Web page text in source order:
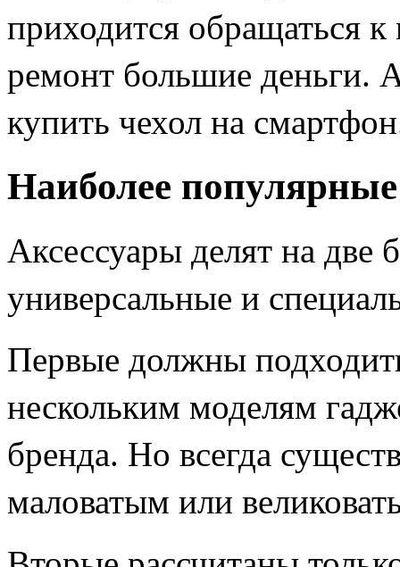
приходится обращаться
ремонт большие деньги.
купить чехол на
Наиболее
Аксессуары делят на две
универсальные и
Первые должны
нескольким моделям
бренда. Но всегда
маловатым или